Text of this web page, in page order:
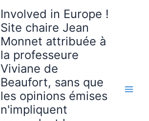
Involved in Europe !
Site chaire Jean
Monnet attribuée à
la professeure
Viviane de
Beaufort, sans que
les opinions émises
n'impliquent